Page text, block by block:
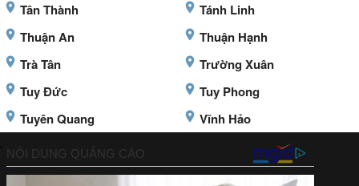
Tân Thành
Tánh Linh
Thuận An
Thuận Hạnh
Trà Tân
Trường Xuân
Tuy Đức
Tuy Phong
Tuyên Quang
Vĩnh Hảo